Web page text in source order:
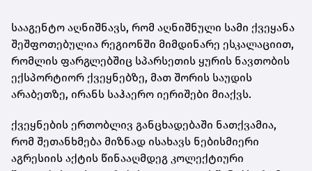
სააგენტო აღნიშნავს, რომ აღნიშნული სამი ქვეყანა
შეშფოთებულია რეგიონში მიმდინარე ესკალაციით,
რომლის ფარგლებშიც სპარსეთის ყურის ნავთობის
ექსპორტიორ ქვეყნებზე, მათ შორის საუდის
არაბეთზე, ირანს საჰაერო იერიშები მიაქვს.
ქვეყნების ერთობლივ განცხადებაში ნათქვამია,
რომ შეთანხმება მიზნად ისახავს ნებისმიერი
აგრესიის აქტის წინააღმდეგ კოლექტიური